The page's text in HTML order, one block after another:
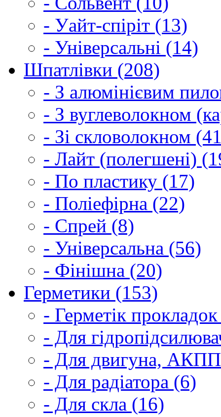
- Уайт-спіріт (13)
- Універсальні (14)
Шпатлівки (208)
- З алюмінієвим
- З вуглеволокном
- Зі скловолокном
- Лайт (полегшені)
- По пластику (17)
- Поліефірна (22)
- Спрей (8)
- Універсальна (56)
- Фінішна (20)
Герметики (153)
- Герметік
- Для
- Для двигуна,
- Для радіатора (6)
- Для скла (16)